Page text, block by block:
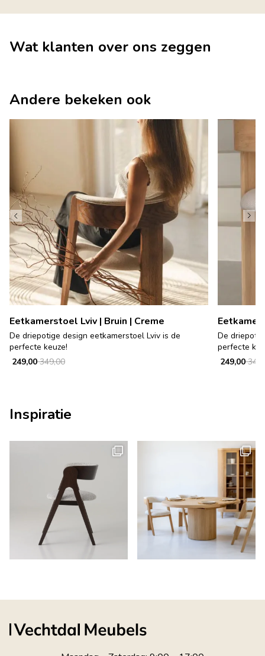
Wat klanten over ons zeggen
Andere bekeken ook
Eetkamerstoel Lviv | Bruin | Creme
De driepotige design eetkamerstoel Lviv is de
perfecte keuze!
349,00
249,00
De
perfecte
249,00
Inspiratie